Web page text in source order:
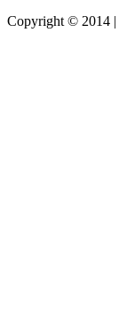
Copyright © 2014 |